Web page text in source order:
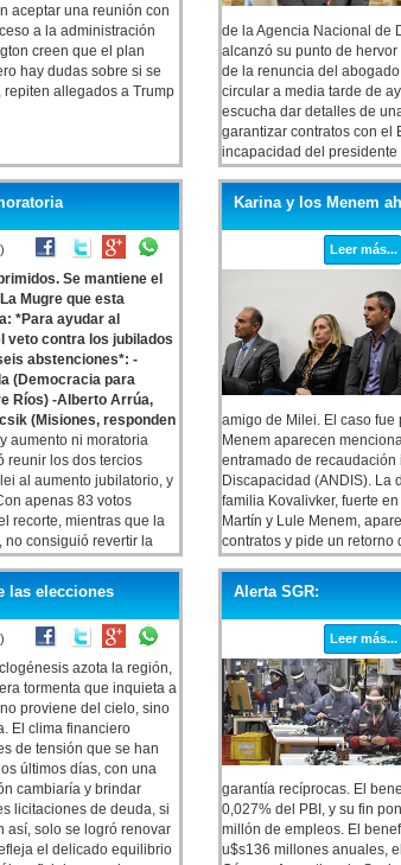
aceptar una reunión con
a la administración
creen que el plan
hay dudas sobre si se
allegados a Trump
de la Agencia Nacional de
alcanzó su punto de
de la renuncia del
circular a media tarde de
escucha dar detalles de
garantizar contratos con el
incapacidad del
sobre esos audios.
Se mantiene el
Mugre que esta
*Para ayudar al
veto contra los jubilados
abstenciones*: -
(Democracia para
Ríos) -Alberto Arrúa,
(Misiones, responden
aumento ni moratoria
reunir los dos tercios
al aumento jubilatorio, y
apenas 83 votos
recorte, mientras que la
consiguió revertir la
por abstenerse, en un
Lejos de ser un
política de ajuste sobre
por la inflación y la
de Milei consolida un
en las jubilaciones y
los haberes quedaron
Karina y los Menem
Leer más...
amigo de Milei. El caso
Menem aparecen
entramado de
Discapacidad (ANDIS). La
familia Kovalivker, fuerte
Martín y Lule Menem,
contratos y pide un retorno
Presidente y los riojanos.
las elecciones
azota la región,
tormenta que inquieta a
proviene del cielo, sino
El clima financiero
de tensión que se han
últimos días, con una
cambiaría y brindar
licitaciones de deuda, si
así, solo se logró renovar
el delicado equilibrio
Alerta SGR:
Leer más...
garantía recíprocas. El
0,027% del PBI, y su fin
millón de empleos. El
u$s136 millones anuales,